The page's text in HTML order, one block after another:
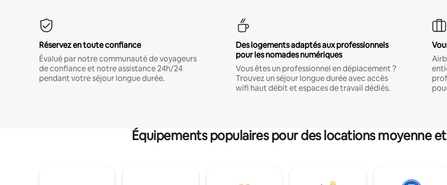
Réservez en toute confiance
Évalué par notre communauté de voyageurs
de confiance et notre assistance 24h/24
pendant votre séjour longue durée.
Des logements adaptés aux professionnels
pour les nomades numériques
Vous êtes un professionnel en déplacement ?
Trouvez un séjour longue durée avec accès
wifi haut débit et espaces de travail dédiés.
Équipements populaires pour des locations moyenne